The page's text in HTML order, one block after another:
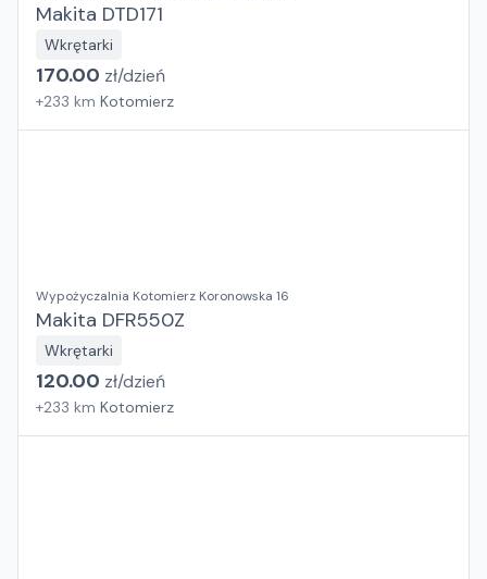
Makita DTD171
Wkrętarki
170.00 zł/dzień
+233 km Kotomierz
Wypożyczalnia Kotomierz Koronowska 16
Makita DFR550Z
Wkrętarki
120.00 zł/dzień
+233 km Kotomierz